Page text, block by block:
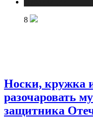
8
Носки, кружка
разочаровать
защитника